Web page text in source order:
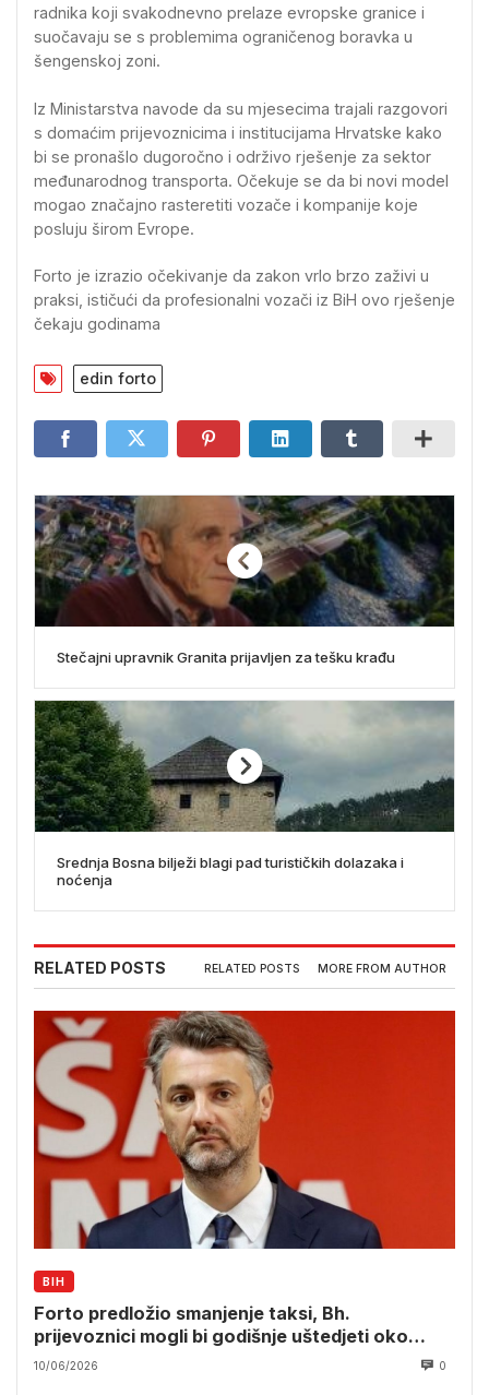
radnika koji svakodnevno prelaze evropske granice i
suočavaju se s problemima ograničenog boravka u
šengenskoj zoni.
Iz Ministarstva navode da su mjesecima trajali razgovori
s domaćim prijevoznicima i institucijama Hrvatske kako
bi se pronašlo dugoročno i održivo rješenje za sektor
međunarodnog transporta. Očekuje se da bi novi model
mogao značajno rasteretiti vozače i kompanije koje
posluju širom Evrope.
Forto je izrazio očekivanje da zakon vrlo brzo zaživi u
praksi, ističući da profesionalni vozači iz BiH ovo rješenje
čekaju godinama
edin forto
Stečajni upravnik Granita prijavljen za tešku krađu
Srednja Bosna bilježi blagi pad turističkih dolazaka i
noćenja
RELATED POSTS RELATED POSTS MORE FROM AUTHOR
BIH
Forto predložio smanjenje taksi, Bh.
prijevoznici mogli bi godišnje uštedjeti oko
milion KM
10/06/2026 0